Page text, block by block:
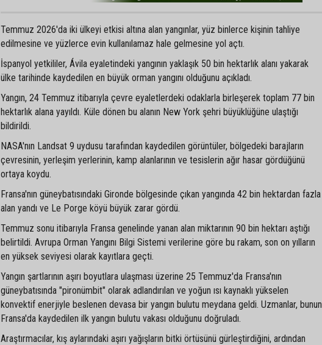
Temmuz 2026'da iki ülkeyi etkisi altına alan yangınlar, yüz binlerce kişinin tahliye
edilmesine ve yüzlerce evin kullanılamaz hale gelmesine yol açtı.
İspanyol yetkililer, Ávila eyaletindeki yangının yaklaşık 50 bin hektarlık alanı yakarak
ülke tarihinde kaydedilen en büyük orman yangını olduğunu açıkladı.
Yangın, 24 Temmuz itibarıyla çevre eyaletlerdeki odaklarla birleşerek toplam 77 bin
hektarlık alana yayıldı. Küle dönen bu alanın New York şehri büyüklüğüne ulaştığı
bildirildi.
NASA'nın Landsat 9 uydusu tarafından kaydedilen görüntüler, bölgedeki barajların
çevresinin, yerleşim yerlerinin, kamp alanlarının ve tesislerin ağır hasar gördüğünü
ortaya koydu.
Fransa'nın güneybatısındaki Gironde bölgesinde çıkan yangında 42 bin hektardan fazla
alan yandı ve Le Porge köyü büyük zarar gördü.
Temmuz sonu itibarıyla Fransa genelinde yanan alan miktarının 90 bin hektarı aştığı
belirtildi. Avrupa Orman Yangını Bilgi Sistemi verilerine göre bu rakam, son on yılların
en yüksek seviyesi olarak kayıtlara geçti.
Yangın şartlarının aşırı boyutlara ulaşması üzerine 25 Temmuz'da Fransa'nın
güneybatısında "pironümbit" olarak adlandırılan ve yoğun ısı kaynaklı yükselen
konvektif enerjiyle beslenen devasa bir yangın bulutu meydana geldi. Uzmanlar, bunun
Fransa'da kaydedilen ilk yangın bulutu vakası olduğunu doğruladı.
Araştırmacılar, kış aylarındaki aşırı yağışların bitki örtüsünü gürleştirdiğini, ardından